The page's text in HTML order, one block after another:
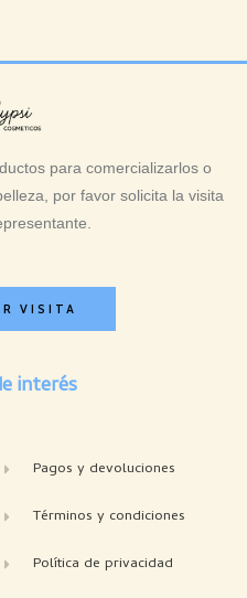
para comercializarlos o
por favor solicita la visita
VISITA
interés
Pagos y devoluciones
Términos y condiciones
Política de privacidad